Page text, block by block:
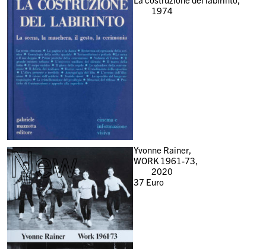
1974
New
Yvonne Rainer,
WORK 1961-73,
2020
37 Euro